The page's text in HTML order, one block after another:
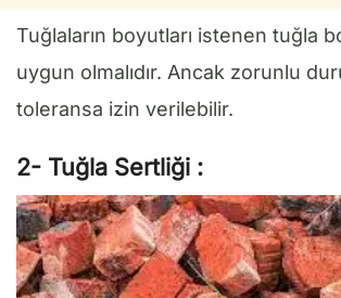
Tuğlaların boyutları istenen tuğla
uygun olmalıdır. Ancak zorunlu
toleransa izin verilebilir.
2- Tuğla Sertliği :